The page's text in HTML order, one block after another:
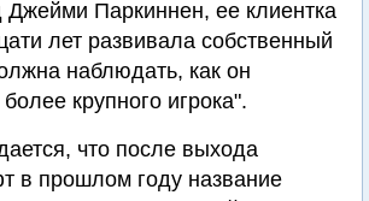
Джейми Паркиннен, ее клиентка
лет развивала собственный
наблюдать, как он
более крупного игрока".
что после выхода
в прошлом году название